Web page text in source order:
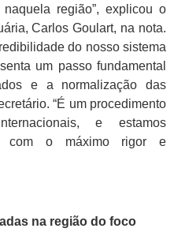
região”, explicou o
Carlos Goulart, na nota.
do nosso sistema
um passo fundamental
e a normalização das
“É um procedimento
e estamos
com o máximo rigor e
na região do foco